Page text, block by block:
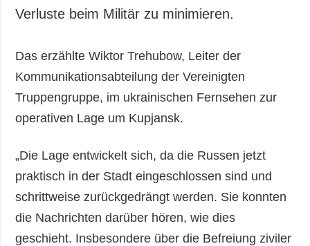
Verluste beim Militär zu minimieren.
Das erzählte Wiktor Trehubow, Leiter der
Kommunikationsabteilung der Vereinigten
Truppengruppe, im ukrainischen Fernsehen zur
operativen Lage um Kupjansk.
„Die Lage entwickelt sich, da die Russen jetzt
praktisch in der Stadt eingeschlossen sind und
schrittweise zurückgedrängt werden. Sie konnten
die Nachrichten darüber hören, wie dies
geschieht. Insbesondere über die Befreiung ziviler